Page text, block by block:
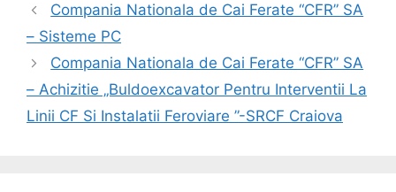
Compania Nationala de Cai Ferate “CFR” SA
– Sisteme PC
Compania Nationala de Cai Ferate “CFR” SA
– Achizitie „Buldoexcavator Pentru Interventii La
Linii CF Si Instalatii Feroviare ”-SRCF Craiova